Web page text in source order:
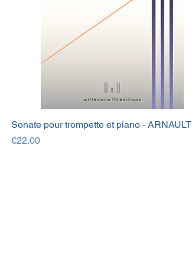
Sonate pour trompette et piano - ARNAULT
Price
€22.00